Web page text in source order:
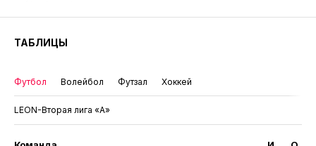
ТАБЛИЦЫ
Футбол Волейбол Футзал Хоккей
LEON-Вторая лига «А»